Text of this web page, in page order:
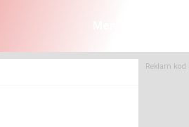
Reklam